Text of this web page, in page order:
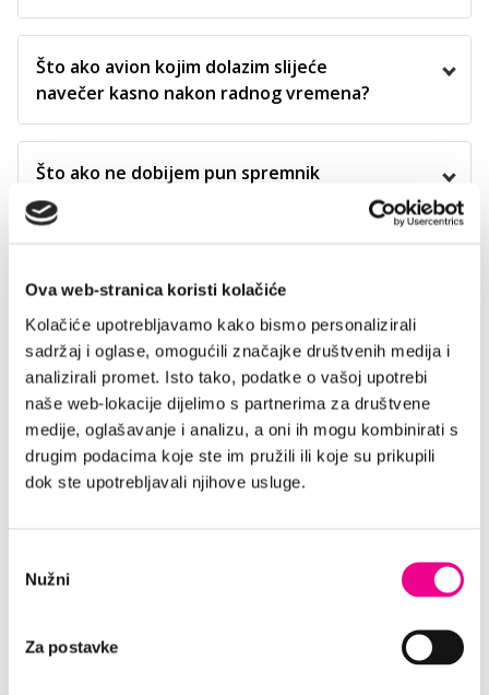
Ova web-stranica koristi kolačiće
Kolačiće upotrebljavamo kako bismo personalizirali
sadržaj i oglase, omogućili značajke društvenih medija i
analizirali promet. Isto tako, podatke o vašoj upotrebi
naše web-lokacije dijelimo s partnerima za društvene
medije, oglašavanje i analizu, a oni ih mogu kombinirati s
drugim podacima koje ste im pružili ili koje su prikupili
dok ste upotrebljavali njihove usluge.
pristanka
Nužni
Za postavke
Što ako avion kojim dolazim slijeće
navečer kasno nakon radnog vremena?
Što ako ne dobijem pun spremnik
goriva?
Može li više osoba voziti unajmljeno
Što podrazumjeva CB (Cross Border) -
dozvola za prelazak granice Republike
Hrvatske
(Ferry/Island/Transit permission)